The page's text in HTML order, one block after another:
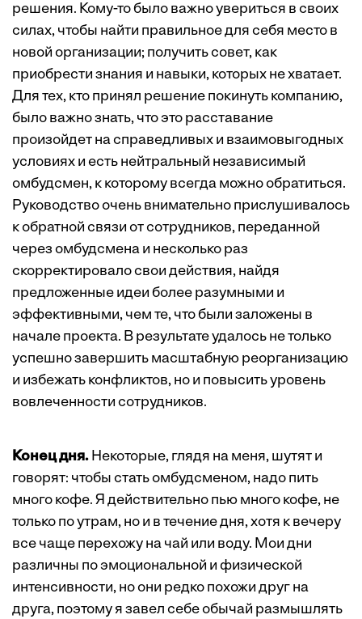
решения. Кому-то было важно увериться в своих
силах, чтобы найти правильное для себя место в
новой организации; получить совет, как
приобрести знания и навыки, которых не хватает.
Для тех, кто принял решение покинуть компанию,
было важно знать, что это расставание
произойдет на справедливых и взаимовыгодных
условиях и есть нейтральный независимый
омбудсмен, к которому всегда можно обратиться.
Руководство очень внимательно прислушивалось
к обратной связи от сотрудников, переданной
через омбудсмена и несколько раз
скорректировало свои действия, найдя
предложенные идеи более разумными и
эффективными, чем те, что были заложены в
начале проекта. В результате удалось не только
успешно завершить масштабную реорганизацию
и избежать конфликтов, но и повысить уровень
вовлеченности сотрудников.
Конец дня. Некоторые, глядя на меня, шутят и
говорят: чтобы стать омбудсменом, надо пить
много кофе. Я действительно пью много кофе, не
только по утрам, но и в течение дня, хотя к вечеру
все чаще перехожу на чай или воду. Мои дни
различны по эмоциональной и физической
интенсивности, но они редко похожи друг на
друга, поэтому я завел себе обычай размышлять